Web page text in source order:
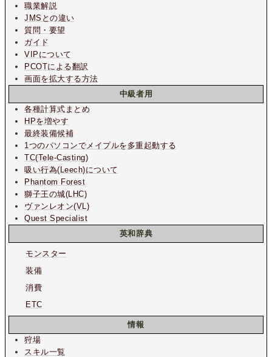
職業解説
JMSとの違い
質問・要望
ガイド
VIPについて
PCOTによる翻訳
画面を拡大する方法
中級者用
各種計算式まとめ
HPを増やす
最終装備候補
1つのパソコンでメイプルを多重起動する
TC(Tele-Casting)
吸い行為(Leech)について
Phantom Forest
獅子王の城(LHC)
ヴァンレオン(VL)
Quest Specialist
英和辞典
モンスター
装備
消費
ETC
情報
狩場
スキル一覧